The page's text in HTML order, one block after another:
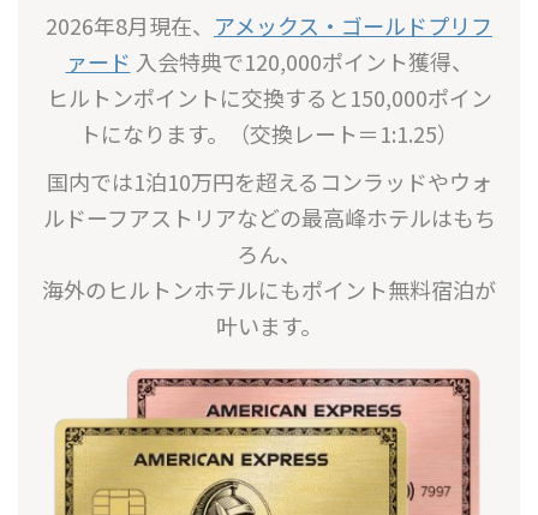
2026年8月現在、 アメックス・ゴールドプリフ
ァード 入会特典で120,000ポイント獲得、
ヒルトンポイントに交換すると150,000ポイン
トになります。（交換レート＝1:1.25）
国内では1泊10万円を超えるコンラッドやウォ
ルドーフアストリアなどの最高峰ホテルはもち
ろん、
海外のヒルトンホテルにもポイント無料宿泊が
叶います。